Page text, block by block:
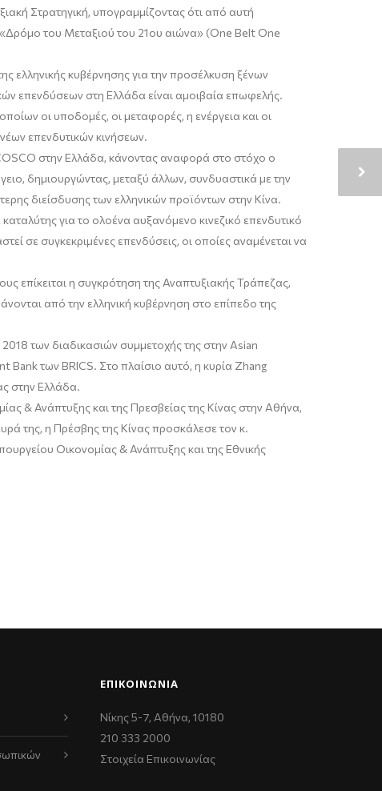
Στρατηγική, υπογραμμίζοντας ότι από αυτή
«Δρόμο του Μεταξιού του 21ου αιώνα» (One Belt One
ελληνικής κυβέρνησης για την προσέλκυση ξένων
επενδύσεων στη Ελλάδα είναι αμοιβαία επωφελής.
οι υποδομές, οι μεταφορές, η ενέργεια και οι
επενδυτικών κινήσεων.
στην Ελλάδα, κάνοντας αναφορά στο στόχο ο
δημιουργώντας, μεταξύ άλλων, συνδυαστικά με την
διείσδυσης των ελληνικών προϊόντων στην Κίνα.
για το ολοένα αυξανόμενο κινεζικό επενδυτικό
σε συγκεκριμένες επενδύσεις, οι οποίες αναμένεται να
επίκειται η συγκρότηση της Αναπτυξιακής Τράπεζας,
από την ελληνική κυβέρνηση στο επίπεδο της
των διαδικασιών συμμετοχής της στην Asian
Bank των BRICS. Στο πλαίσιο αυτό, η κυρία Zhang
στην Ελλάδα.
& Ανάπτυξης και της Πρεσβείας της Κίνας στην Αθήνα,
της, η Πρέσβης της Κίνας προσκάλεσε τον κ.
Οικονομίας & Ανάπτυξης και της Εθνικής
ΕΠΙΚΟΙΝΩΝΊΑ
Νίκης 5-7, Αθήνα, 10180
210 333 2000
Στοιχεία Επικοινωνίας